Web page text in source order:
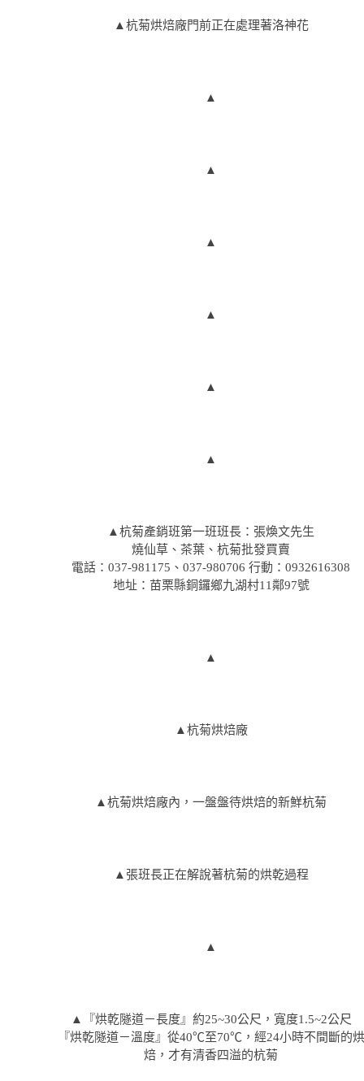
▲杭菊烘焙廠門前正在處理著洛神花
▲
▲
▲
▲
▲
▲
▲杭菊產銷班第一班班長：張煥文先生
燒仙草、茶葉、杭菊批發買賣
電話：037-981175、037-980706 行動：0932616308
地址：苗栗縣銅鑼鄉九湖村11鄰97號
▲
▲杭菊烘焙廠
▲杭菊烘焙廠內，一盤盤待烘焙的新鮮杭菊
▲張班長正在解說著杭菊的烘乾過程
▲
▲『烘乾隧道－長度』約25~30公尺，寬度1.5~2公尺
『烘乾隧道－溫度』從40℃至70℃，經24小時不間斷的烘
焙，才有清香四溢的杭菊